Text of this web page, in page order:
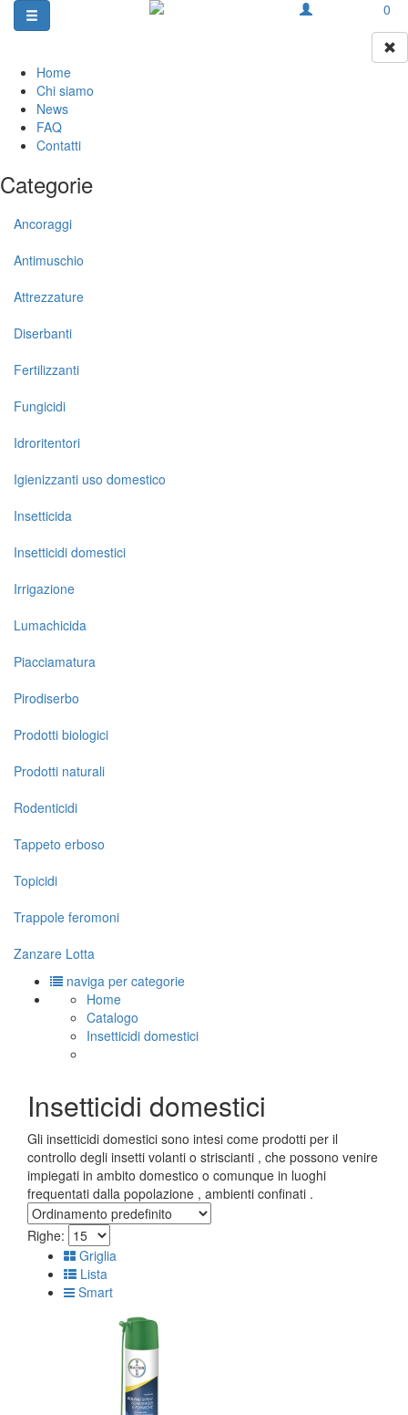
0
Home
Chi siamo
News
FAQ
Contatti
Categorie
Ancoraggi
Antimuschio
Attrezzature
Diserbanti
Fertilizzanti
Fungicidi
Idroritentori
Igienizzanti uso domestico
Insetticida
Insetticidi domestici
Irrigazione
Lumachicida
Piacciamatura
Pirodiserbo
Prodotti biologici
Prodotti naturali
Rodenticidi
Tappeto erboso
Topicidi
Trappole feromoni
Zanzare Lotta
naviga per categorie
Home
Catalogo
Insetticidi domestici
Insetticidi domestici
Gli insetticidi domestici sono intesi come prodotti per il
controllo degli insetti volanti o striscianti , che possono venire
impiegati in ambito domestico o comunque in luoghi
frequentati dalla popolazione , ambienti confinati .
Righe:
Griglia
Lista
Smart